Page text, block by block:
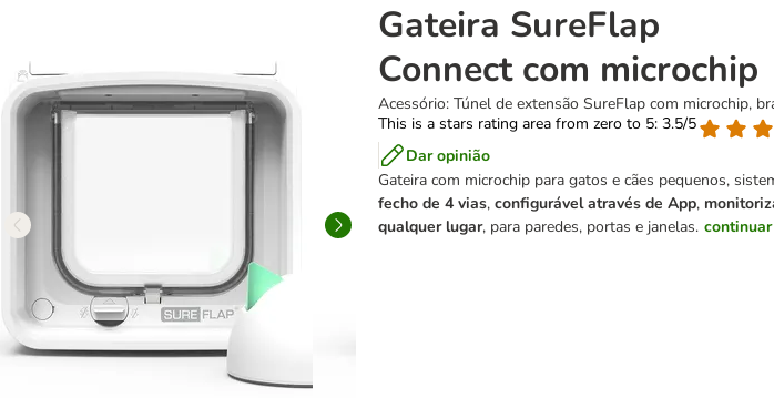
Gateira SureFlap
Connect com microchip
Acessório: Túnel de extensão SureFlap com microchip,
This is a stars rating area from zero to 5: 3.5/5
Dar opinião
Gateira com microchip para gatos e cães pequenos,
fecho de 4 vias,configurável através de App,
qualquer lugar, para paredes, portas e janelas. continuar